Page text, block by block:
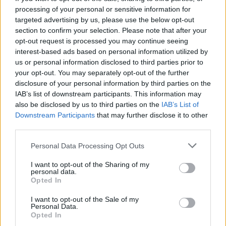
processing of your personal or sensitive information for
targeted advertising by us, please use the below opt-out
section to confirm your selection. Please note that after your
opt-out request is processed you may continue seeing
interest-based ads based on personal information utilized by
us or personal information disclosed to third parties prior to
your opt-out. You may separately opt-out of the further
disclosure of your personal information by third parties on the
IAB’s list of downstream participants. This information may
also be disclosed by us to third parties on the IAB’s List of
Downstream Participants that may further disclose it to other
Personal Data Processing Opt Outs
I want to opt-out of the Sharing of my
personal data.
Opted In
I want to opt-out of the Sale of my
Personal Data.
Opted In
13:18
Σαμαριά: Νέα παρέμβαση Καλογερή για τα κλεισίματα
του Φαραγγιού - "Πολλές φορές είναι αδικαιολόγητα"
ΠΕΡΙΣΣΟΤΕΡΑ
ΣΧΕΤΙΚA AΡΘΡΑ
Θέουτα: Ταυτοποιούν τα θύματα
Θέουτα: Ταυτοποιούν τα θύματα
της μαζικής εισροής
Γερμανία: Εθνικό Συμβούλιο Ασφαλείας για το